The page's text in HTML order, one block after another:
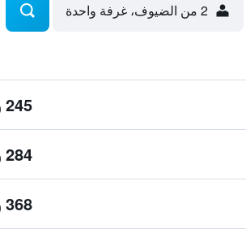
2 من الضيوف، غرفة واحدة
245 ﷼
284 ﷼
368 ﷼